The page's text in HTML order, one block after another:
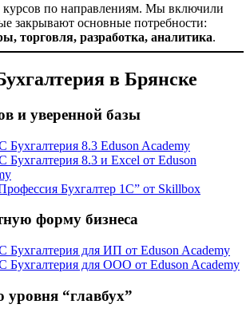
по направлениям. Мы включили
закрывают основные потребности:
торговля, разработка, аналитика.
в Брянске
и уверенной базы
Бухгалтерия 8.3 Eduson Academy
Бухгалтерия 8.3 и Excel от Eduson
Бухгалтер 1С” от Skillbox
форму бизнеса
Бухгалтерия для ИП от Eduson Academy
Бухгалтерия для ООО от Eduson Academy
уровня “главбух”